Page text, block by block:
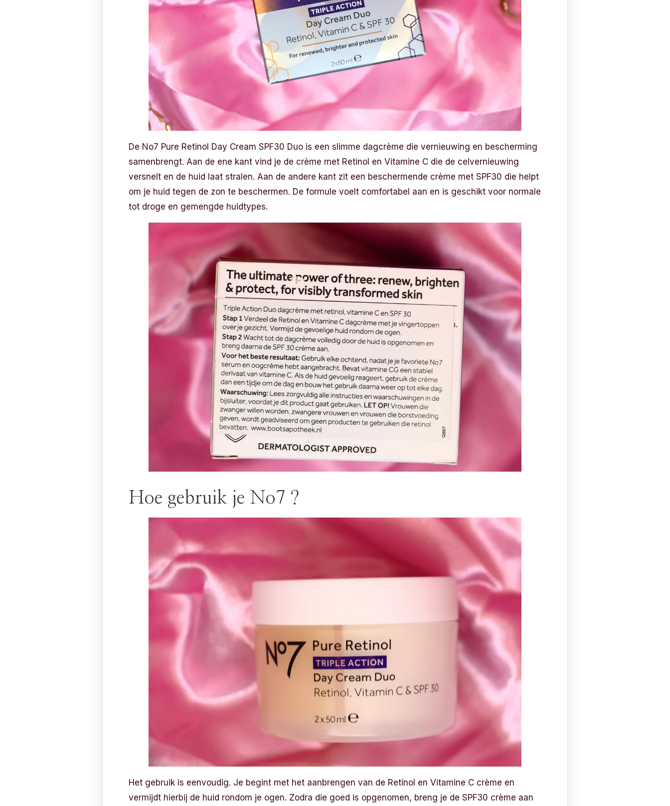
De No7 Pure Retinol Day Cream SPF30 Duo is een slimme dagcrème die vernieuwing en bescherming
samenbrengt. Aan de ene kant vind je de crème met Retinol en Vitamine C die de celvernieuwing
versnelt en de huid laat stralen. Aan de andere kant zit een beschermende crème met SPF30 die helpt
om je huid tegen de zon te beschermen. De formule voelt comfortabel aan en is geschikt voor normale
tot droge en gemengde huidtypes.
Hoe gebruik je No7 ?
Het gebruik is eenvoudig. Je begint met het aanbrengen van de Retinol en Vitamine C crème en
vermijdt hierbij de huid rondom je ogen. Zodra die goed is opgenomen, breng je de SPF30 crème aan